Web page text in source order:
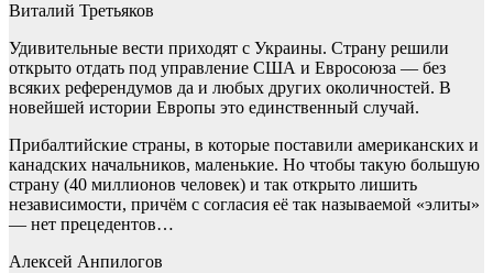
Виталий Третьяков
Удивительные вести приходят с Украины. Страну решили
открыто отдать под управление США и Евросоюза — без
всяких референдумов да и любых других околичностей. В
новейшей истории Европы это единственный случай.
Прибалтийские страны, в которые поставили американских и
канадских начальников, маленькие. Но чтобы такую большую
страну (40 миллионов человек) и так открыто лишить
независимости, причём с согласия её так называемой «элиты»
— нет прецедентов…
Алексей Анпилогов